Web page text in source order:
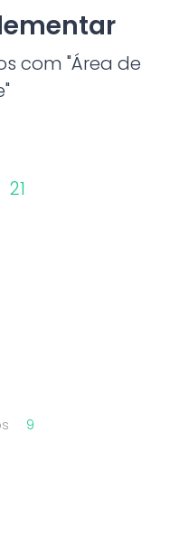
com "Área de
21
9